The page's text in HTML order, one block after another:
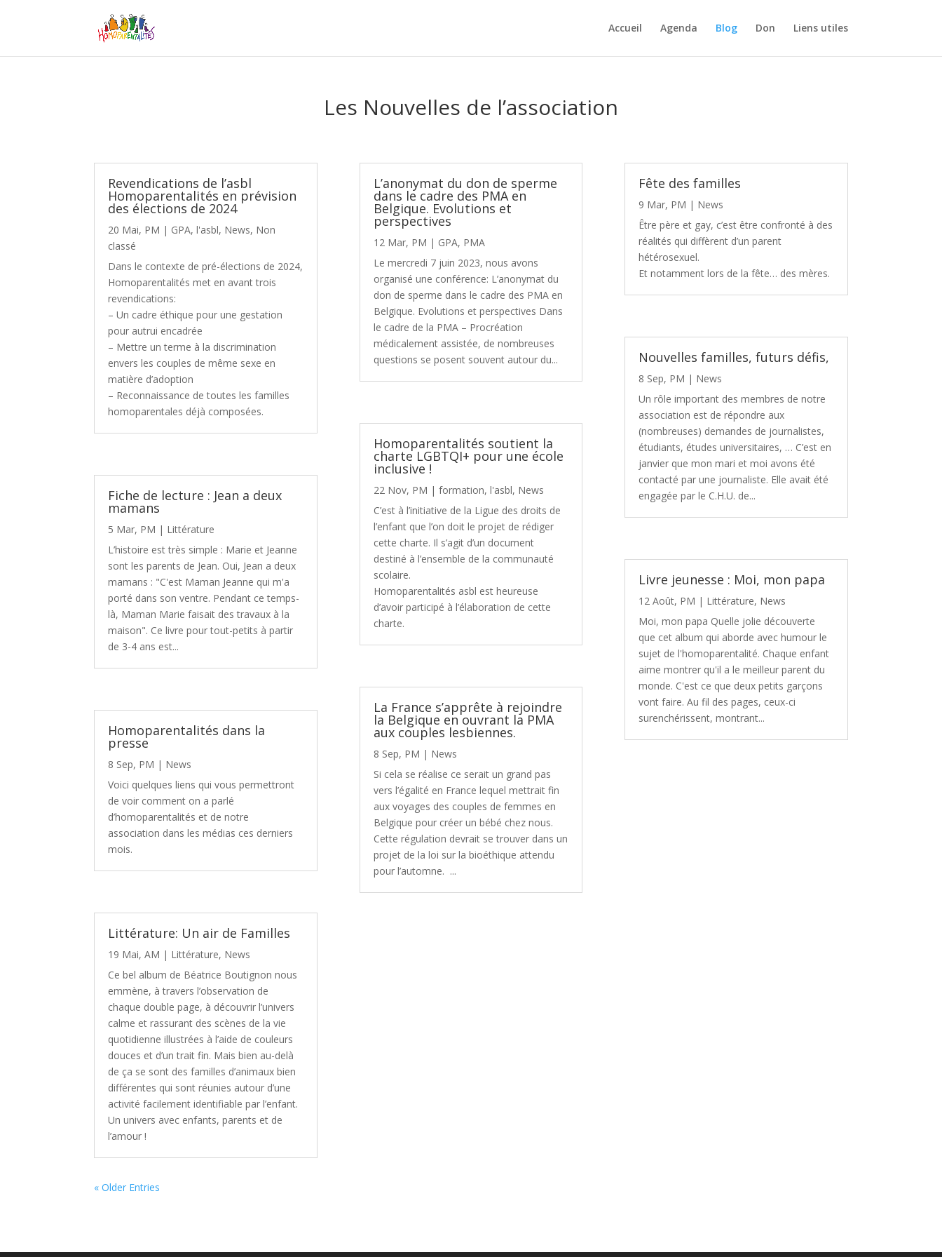
Accueil Agenda Blog Don Liens utiles
Les Nouvelles de l’association
Revendications de l’asbl
Homoparentalités en prévision
des élections de 2024
20 Mai, PM | GPA,l'asbl, News, Non
classé
Dans le contexte de pré-élections de 2024,
Homoparentalités met en avant trois
revendications:
– Un cadre éthique pour une gestation
pour autrui encadrée
– Mettre un terme à la discrimination
envers les couples de même sexe en
matière d’adoption
– Reconnaissance de toutes les familles
homoparentales déjà composées.
Fiche de lecture : Jean a deux
mamans
5 Mar, PM | Littérature
L’histoire est très simple : Marie et Jeanne
sont les parents de Jean. Oui, Jean a deux
mamans : "C'est Maman Jeanne qui m'a
porté dans son ventre. Pendant ce temps-
là, Maman Marie faisait des travaux à la
maison". Ce livre pour tout-petits à partir
de 3-4 ans est...
Homoparentalités dans la
presse
8 Sep, PM | News
Voici quelques liens qui vous permettront
de voir comment on a parlé
d’homoparentalités et de notre
association dans les médias ces derniers
mois.
Littérature: Un air de Familles
19 Mai, AM | Littérature, News
Ce bel album de Béatrice Boutignon nous
emmène, à travers l’observation de
chaque double page, à découvrir l’univers
calme et rassurant des scènes de la vie
quotidienne illustrées à l’aide de couleurs
douces et d’un trait fin. Mais bien au-delà
de ça se sont des familles d’animaux bien
différentes qui sont réunies autour d’une
activité facilement identifiable par l’enfant.
Un univers avec enfants, parents et de
l’amour !
L’anonymat du don de sperme
dans le cadre des PMA en
Belgique. Evolutions et
perspectives
12 Mar, PM | GPA, PMA
Le mercredi 7 juin 2023, nous avons
organisé une conférence: L’anonymat du
don de sperme dans le cadre des PMA en
Belgique. Evolutions et perspectives Dans
le cadre de la PMA – Procréation
médicalement assistée, de nombreuses
questions se posent souvent autour du...
Homoparentalités soutient la
charte LGBTQI+ pour une école
inclusive !
22 Nov, PM | formation, l'asbl, News
C’est à l’initiative de la Ligue des droits de
l’enfant que l’on doit le projet de rédiger
cette charte. Il s’agit d’un document
destiné à l’ensemble de la communauté
scolaire.
Homoparentalités asbl est heureuse
d’avoir participé à l’élaboration de cette
charte.
La France s’apprête à rejoindre
la Belgique en ouvrant la PMA
aux couples lesbiennes.
8 Sep, PM | News
Si cela se réalise ce serait un grand pas
vers l’égalité en France lequel mettrait fin
aux voyages des couples de femmes en
Belgique pour créer un bébé chez nous.
Cette régulation devrait se trouver dans un
projet de la loi sur la bioéthique attendu
pour l’automne. ...
Fête des familles
9 Mar, PM | News
Être père et gay, c’est être confronté à des
réalités qui diffèrent d’un parent
hétérosexuel.
Et notamment lors de la fête… des mères.
Nouvelles familles, futurs défis,
8 Sep, PM | News
Un rôle important des membres de notre
association est de répondre aux
(nombreuses) demandes de journalistes,
étudiants, études universitaires, … C’est en
janvier que mon mari et moi avons été
contacté par une journaliste. Elle avait été
engagée par le C.H.U. de...
Livre jeunesse : Moi, mon papa
12 Août, PM | Littérature, News
Moi, mon papa Quelle jolie découverte
que cet album qui aborde avec humour le
sujet de l'homoparentalité. Chaque enfant
aime montrer qu'il a le meilleur parent du
monde. C'est ce que deux petits garçons
vont faire. Au fil des pages, ceux-ci
surenchérissent, montrant...
« Older Entries